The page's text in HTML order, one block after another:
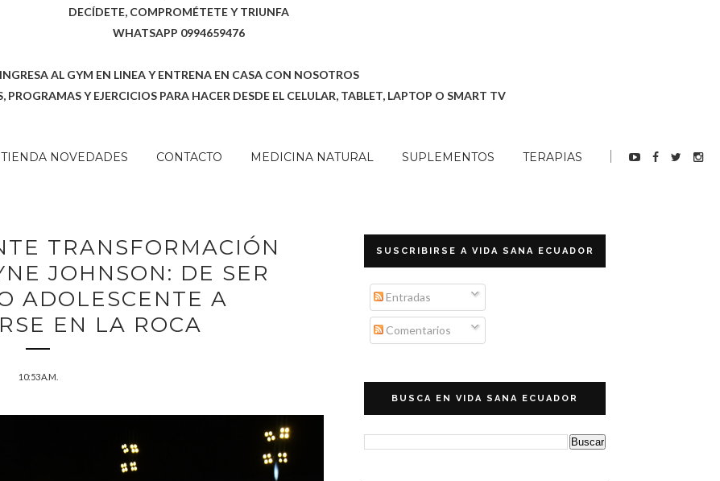
DECÍDETE, COMPROMÉTETE Y TRIUNFA
WHATSAPP 0994659476
INGRESA AL GYM EN LINEA Y ENTRENA EN CASA CON NOSOTROS
PROGRAMAS Y EJERCICIOS PARA HACER DESDE EL CELULAR, TABLET, LAPTOP O SMART TV
TIENDA NOVEDADES CONTACTO MEDICINA NATURAL SUPLEMENTOS TERAPIAS
TRANSFORMACIÓN
JOHNSON: DE SER
ADOLESCENTE A
EN LA ROCA
10:53 A.M.
SUSCRIBIRSE A VIDA SANA ECUADOR
Entradas
Comentarios
BUSCA EN VIDA SANA ECUADOR